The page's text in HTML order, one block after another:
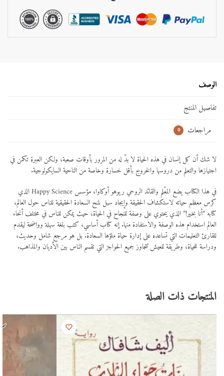
الوصف
تفاصيل المنتج
مراجعات
0
لا شك أن كل إنسان في هذه الحياة لا بدّ له من المرور بأوقات صعبة، ولكن العبرة تكمن في
اجتيازها والتعلم من دروسها والخروج بأقل خسارة وخاصة من الناحية السايكولوجية.
في هذا الكتاب يضع المعّلم والقائد الروحي ريوهو أوكاوا، مؤسس Happy Science الذي
كرس معظم حياته لاستكشاف الحقيقة وإيجاد سبل لمنح السعادة الحقيقية للناس حول العالم،
كتابه “أنا بخير!” الذي يحتوي على وصفة للنجاح في الحياة، حيث يمكن للناس في مختلف أنحاء
العالم استخدام هذه الوصفة والاستفادة منها. إنه كتاب أساسي، كتب بلغة سهلة وواضحة ليقدم
للقارئ التعليمات التي تساعده على إدارة حياة ملؤها السعادة. بل هو مرجع شامل وحديث،
ودراسة للحياة، وطريقة للعيش تتجاوز جميع الحواجز التي تقسم الناس بين الأديان والمذاهب.
المنتجات ذات الصلة